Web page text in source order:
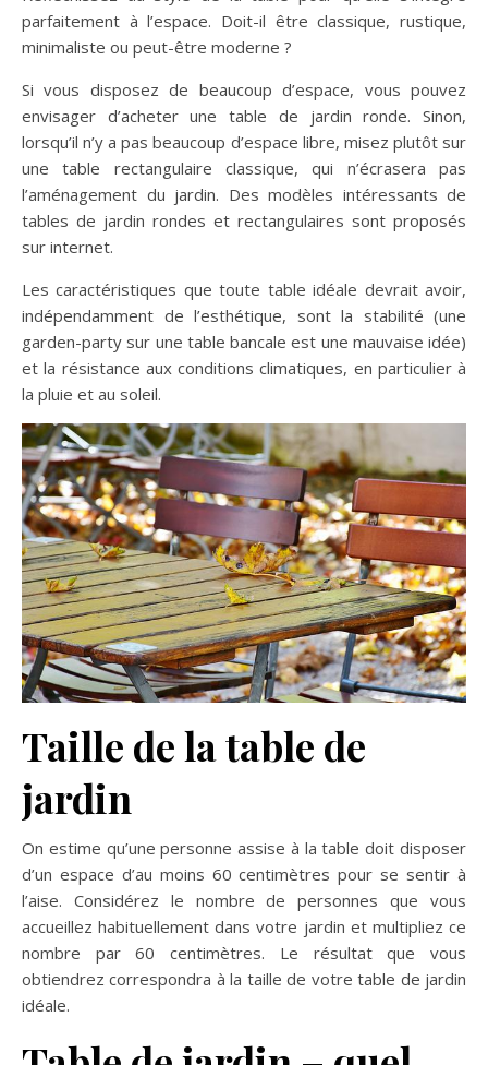
parfaitement à l’espace. Doit-il être classique, rustique,
minimaliste ou peut-être moderne ?
Si vous disposez de beaucoup d’espace, vous pouvez
envisager d’acheter une table de jardin ronde. Sinon,
lorsqu’il n’y a pas beaucoup d’espace libre, misez plutôt sur
une table rectangulaire classique, qui n’écrasera pas
l’aménagement du jardin. Des modèles intéressants de
tables de jardin rondes et rectangulaires sont proposés
sur internet.
Les caractéristiques que toute table idéale devrait avoir,
indépendamment de l’esthétique, sont la stabilité (une
garden-party sur une table bancale est une mauvaise idée)
et la résistance aux conditions climatiques, en particulier à
la pluie et au soleil.
Taille de la table de
jardin
On estime qu’une personne assise à la table doit disposer
d’un espace d’au moins 60 centimètres pour se sentir à
l’aise. Considérez le nombre de personnes que vous
accueillez habituellement dans votre jardin et multipliez ce
nombre par 60 centimètres. Le résultat que vous
obtiendrez correspondra à la taille de votre table de jardin
idéale.